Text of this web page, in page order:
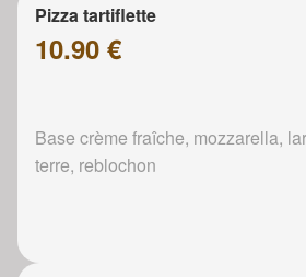
Pizza tartiflette
10.90 €
Base crème fraîche, mozzarella,
terre, reblochon